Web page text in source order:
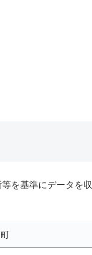
を基準にデータを収